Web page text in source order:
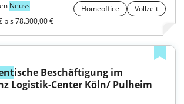
Neuss Homeoffice
Vollzeit
bis 78.300,00 €
ische Beschäftigung im
Logistik-Center Köln/ Pulheim